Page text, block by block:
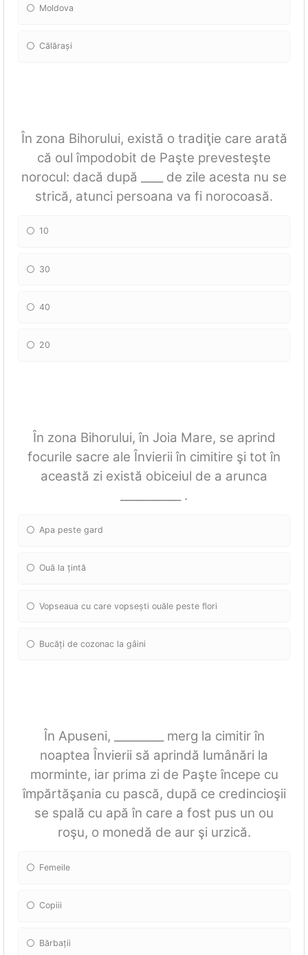
Moldova
Călărași
În zona Bihorului, există o tradiţie care arată
că oul împodobit de Paşte prevesteşte
norocul: dacă după ____ de zile acesta nu se
strică, atunci persoana va fi norocoasă.
10
30
40
20
În zona Bihorului, în Joia Mare, se aprind
focurile sacre ale Învierii în cimitire şi tot în
această zi există obiceiul de a arunca
___________ .
Apa peste gard
Ouă la țintă
Vopseaua cu care vopsești ouăle peste flori
Bucăți de cozonac la gâini
În Apuseni, _________ merg la cimitir în
noaptea Învierii să aprindă lumânări la
morminte, iar prima zi de Paşte începe cu
împărtăşania cu pască, după ce credincioşii
se spală cu apă în care a fost pus un ou
roşu, o monedă de aur şi urzică.
Femeile
Copiii
Bărbații